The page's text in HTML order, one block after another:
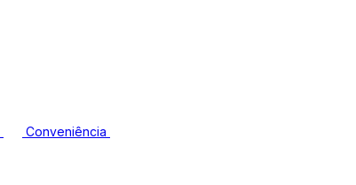
Conveniência